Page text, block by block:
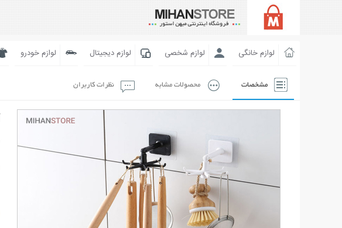
لوازم خانگی لوازم شخصی لوازم دیجیتال لوازم خودرو
مشخصات محصولات مشابه نظرات کاربران